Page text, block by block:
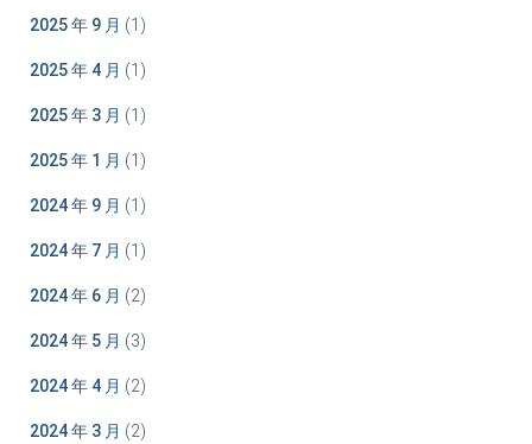
2025 年 9 月 (1)
2025 年 4 月 (1)
2025 年 3 月 (1)
2025 年 1 月 (1)
2024 年 9 月 (1)
2024 年 7 月 (1)
2024 年 6 月 (2)
2024 年 5 月 (3)
2024 年 4 月 (2)
2024 年 3 月 (2)